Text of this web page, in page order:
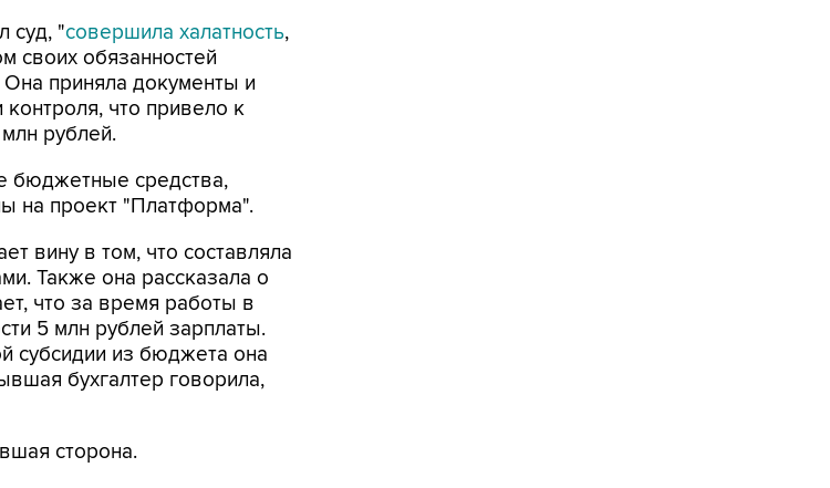
суд, "совершила халатность,
своих обязанностей
приняла документы и
что привело к
рублей.
бюджетные средства,
на проект "Платформа".
вину в том, что составляла
Также она рассказала о
что за время работы в
5 млн рублей зарплаты.
субсидии из бюджета она
бухгалтер говорила,
сторона.